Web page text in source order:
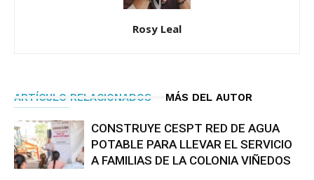
Rosy Leal
ARTÍCULO RELACIONADOS MÁS DEL AUTOR
CONSTRUYE CESPT RED DE AGUA
POTABLE PARA LLEVAR EL SERVICIO
A FAMILIAS DE LA COLONIA VIÑEDOS